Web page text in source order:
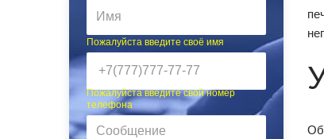
Пожалуйста введите своё имя
Пожалуйста введите свой номер
телефона